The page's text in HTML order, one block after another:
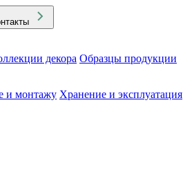
декора Образцы продукции
и монтажу Хранение и эксплуатация